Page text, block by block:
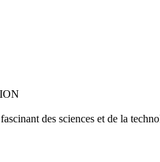
des sciences et de la